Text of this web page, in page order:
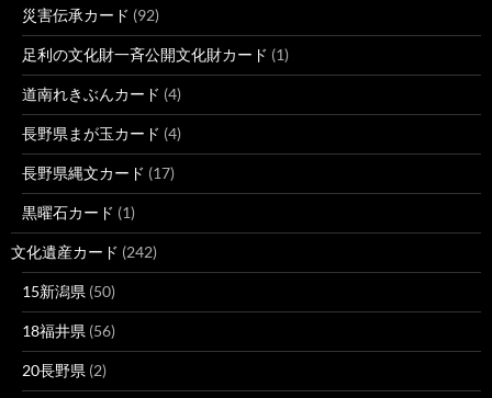
災害伝承カード (92)
足利の文化財一斉公開文化財カード (1)
道南れきぶんカード (4)
長野県まが玉カード (4)
長野県縄文カード (17)
黒曜石カード (1)
文化遺産カード (242)
15新潟県 (50)
18福井県 (56)
20長野県 (2)